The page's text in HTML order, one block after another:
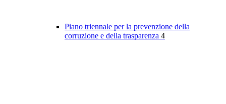
Piano triennale per la prevenzione della
corruzione e della trasparenza 4